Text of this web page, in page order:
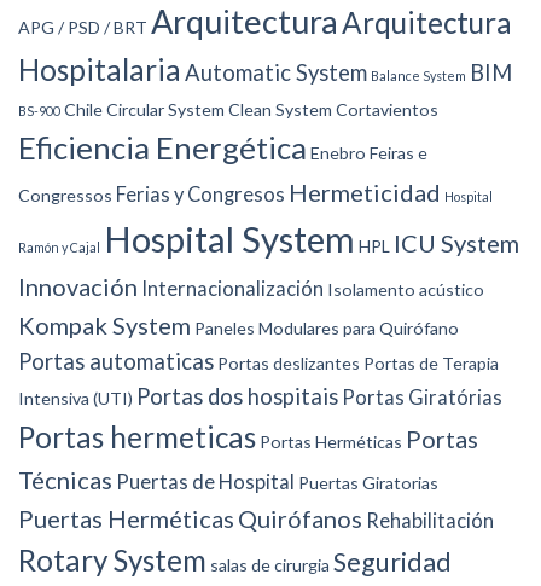
APG / PSD / BRT ArquitecturaArquitectura
Hospitalaria Automatic System Balance System BIM
BS-900 ChileCircular System Clean System Cortavientos
Eficiencia Energética Enebro Feiras e
Congressos Ferias y Congresos Hermeticidad Hospital
Ramón y Cajal Hospital System HPL ICU System
Innovación Internacionalización Isolamento acústico
Kompak System Paneles Modulares para Quirófano
Portas automaticas Portas deslizantes Portas de Terapia
Intensiva (UTI) Portas dos hospitais Portas Giratórias
Portas hermeticas Portas Herméticas Portas
Técnicas Puertas de Hospital Puertas Giratorias
Puertas Herméticas Quirófanos Rehabilitación
Rotary System salas de cirurgia Seguridad